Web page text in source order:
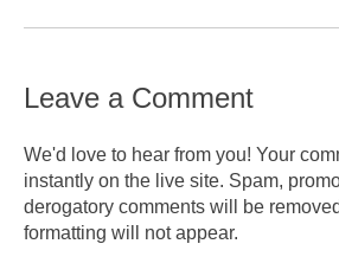
Leave a Comment
We'd love to hear from you! Your
instantly on the live site. Spam,
derogatory comments will be
formatting will not appear.